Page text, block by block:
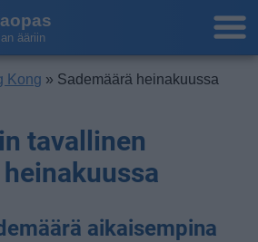
ääriin
Kong » Sademäärä heinakuussa
tavallinen
aikaisempina